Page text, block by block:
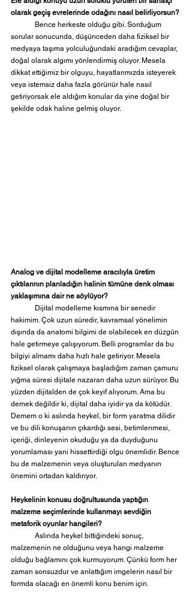
olarak geçiş evrelerinde odağını nasıl belirliyorsun?
sorular sonucunda, düşünceden daha fiziksel bir
medyaya taşıma yolculuğundaki aradığım cevaplar,
doğal olarak algımı yönlendirmiş oluyor. Mesela
dikkat ettiğimiz bir olguyu, hayatlarımızda isteyerek
veya istemsiz daha fazla görünür hale nasıl
getiriyorsak ele aldığım konular da yine doğal bir
şekilde odak haline gelmiş oluyor.
Analog ve dijital modelleme aracılıyla üretim
çıktılarının planladığın halinin tümüne denk olması
yaklaşımına dair ne söylüyor?
hakimim. Çok uzun süredir, kavramsal yönelimin
dışında da anatomi bilgimi de olabilecek en düzgün
hale getirmeye çalışıyorum. Belli programlar da bu
bilgiyi almamı daha hızlı hale getiriyor. Mesela
fiziksel olarak çalışmaya başladığım zaman çamuru
yığma süresi dijitale nazaran daha uzun sürüyor. Bu
yüzden dijitalden de çok keyif alıyorum. Ama bu
demek değildir ki, dijital daha iyidir ya da kötüdür.
Demem o ki aslında heykel, bir form yaratma dilidir
ve bu dili konuşanın çıkardığı sesi, betimlenmesi,
içeriği, dinleyenin okuduğu ya da duyduğunu
yorumlaması yani hissettirdiği olgu önemlidir. Bence
bu de malzemenin veya oluşturulan medyanın
önemini ortadan kaldırıyor.
Heykelinin konusu doğrultusunda yaptığın
malzeme seçimlerinde kullanmayı sevdiğin
metaforik oyunlar hangileri?
malzemenin ne olduğunu veya hangi malzeme
olduğu bağlamını çok kurmuyorum. Çünkü form her
zaman sonsuzdur ve anlattığım imgelerin nasıl bir
formda olacağı en önemli konu benim için.